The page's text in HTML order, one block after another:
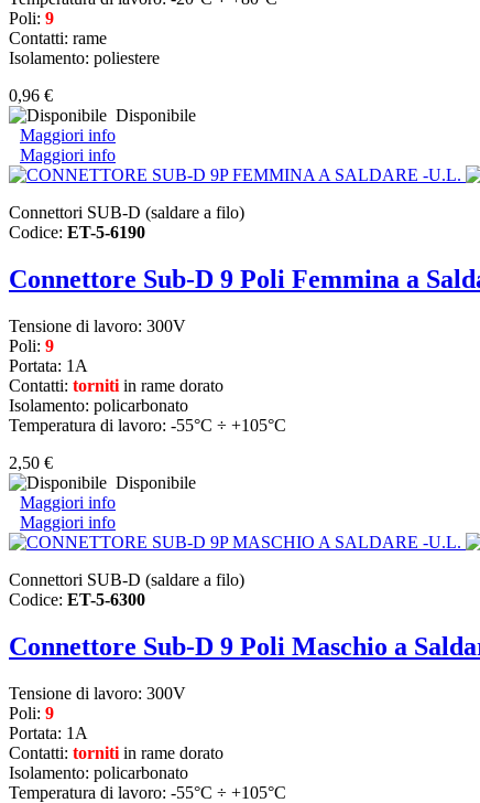
Poli: 9
Contatti: rame
Isolamento: poliestere
0,96 €
Disponibile
Maggiori info
Maggiori info
Connettori SUB-D (saldare a filo)
Codice: ET-5-6190
Connettore Sub-D 9 Poli Femmina a
Tensione di lavoro: 300V
Poli: 9
Portata: 1A
Contatti: torniti in rame dorato
Isolamento: policarbonato
Temperatura di lavoro: -55°C ÷ +105°C
2,50 €
Disponibile
Maggiori info
Maggiori info
Connettori SUB-D (saldare a filo)
Codice: ET-5-6300
Connettore Sub-D 9 Poli Maschio a
Tensione di lavoro: 300V
Poli: 9
Portata: 1A
Contatti: torniti in rame dorato
Isolamento: policarbonato
Temperatura di lavoro: -55°C ÷ +105°C